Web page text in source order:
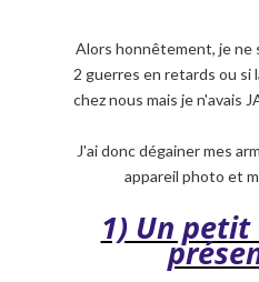
Alors honnêtement, je ne
2 guerres en retards ou si
chez nous mais je n'avais
J'ai donc dégainer mes
appareil photo et
1) Un